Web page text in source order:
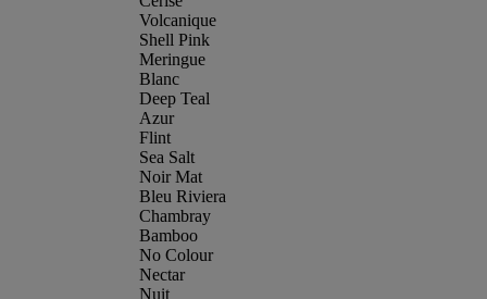
Volcanique
Shell Pink
Meringue
Blanc
Deep Teal
Azur
Flint
Sea Salt
Noir Mat
Bleu Riviera
Chambray
Bamboo
No Colour
Nectar
Nuit